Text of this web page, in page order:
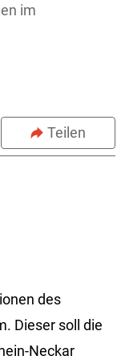
im
Teilen
des
Dieser soll die
Neckar